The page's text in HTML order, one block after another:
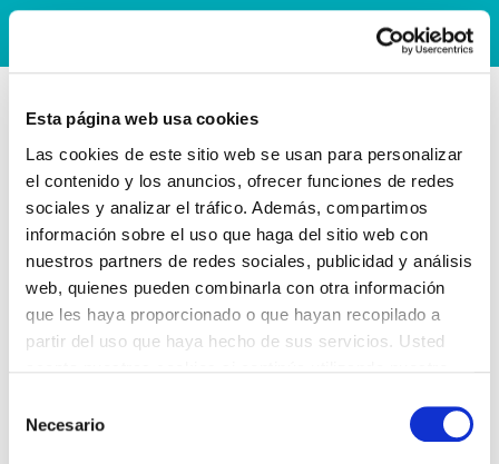
Esta página web usa cookies
Las cookies de este sitio web se usan para personalizar
el contenido y los anuncios, ofrecer funciones de redes
sociales y analizar el tráfico. Además, compartimos
información sobre el uso que haga del sitio web con
nuestros partners de redes sociales, publicidad y análisis
web, quienes pueden combinarla con otra información
que les haya proporcionado o que hayan recopilado a
partir del uso que haya hecho de sus servicios. Usted
Necesario